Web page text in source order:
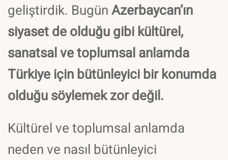
geliştirdik. BugünAzerbaycan’ın
siyaset de olduğu gibi kültürel,
sanatsal ve toplumsal anlamda
Türkiye için bütünleyici bir konumda
olduğu söylemek zor değil.
Kültürel ve toplumsal anlamda
neden ve nasıl bütünleyici